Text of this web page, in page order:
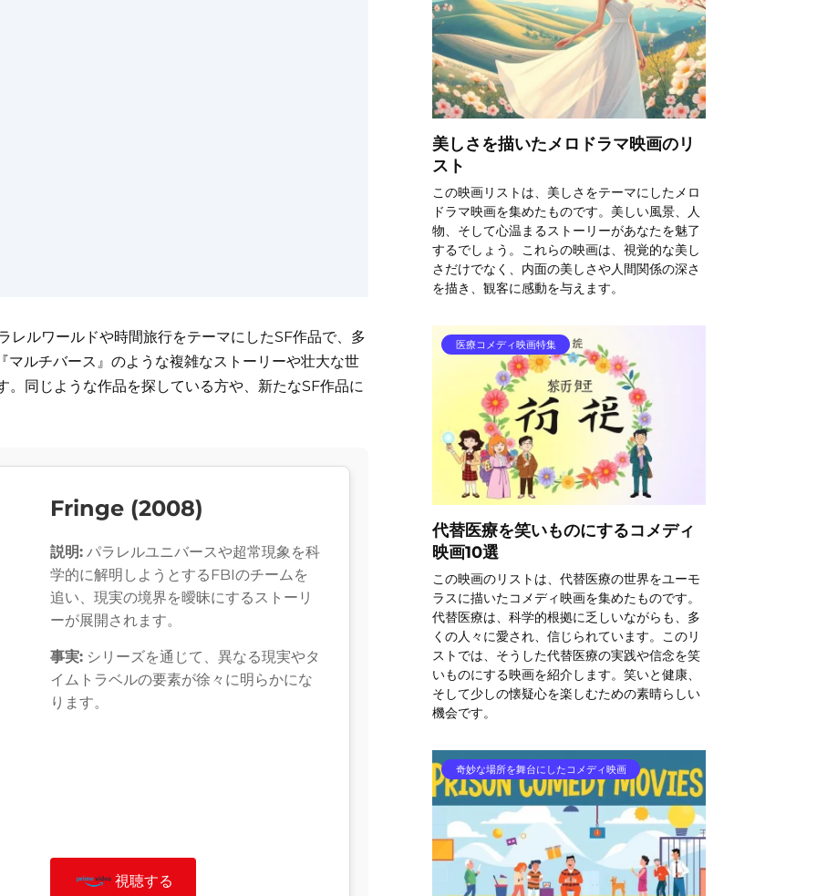
レルワールドや時間旅行をテーマにしたSF作品で、多
ルチバース』のような複雑なストーリーや壮大な世
同じような作品を探している方や、新たなSF作品に
Fringe (2008)
説明: パラレルユニバースや超常現象を科
学的に解明しようとするFBIのチームを
追い、現実の境界を曖昧にするストーリ
ーが展開されます。
事実: シリーズを通じて、異なる現実やタ
イムトラベルの要素が徐々に明らかにな
ります。
視聴する
美しさを描いたメロドラマ映画のリ
スト
この映画リストは、美しさをテーマにしたメロ
ドラマ映画を集めたものです。美しい風景、人
物、そして心温まるストーリーがあなたを魅了
するでしょう。これらの映画は、視覚的な美し
さだけでなく、内面の美しさや人間関係の深さ
を描き、観客に感動を与えます。
医療コメディ映画特集
代替医療を笑いものにするコメディ
映画10選
この映画のリストは、代替医療の世界をユーモ
ラスに描いたコメディ映画を集めたものです。
代替医療は、科学的根拠に乏しいながらも、多
くの人々に愛され、信じられています。このリ
ストでは、そうした代替医療の実践や信念を笑
いものにする映画を紹介します。笑いと健康、
そして少しの懐疑心を楽しむための素晴らしい
機会です。
奇妙な場所を舞台にしたコメディ映画